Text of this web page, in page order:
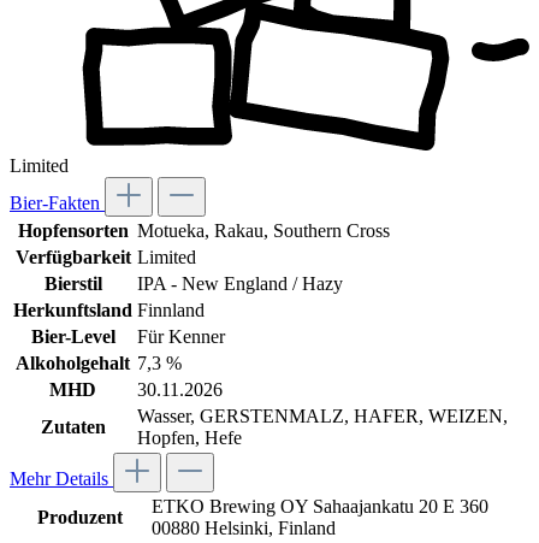
Limited
Bier-Fakten
Hopfensorten Motueka, Rakau, Southern Cross
Verfügbarkeit Limited
Bierstil
IPA - New England / Hazy
Herkunftsland Finnland
Bier-Level
Für Kenner
Alkoholgehalt 7,3 %
MHD
30.11.2026
Zutaten
Wasser, GERSTENMALZ, HAFER, WEIZEN,
Hopfen, Hefe
Mehr Details
Produzent
ETKO Brewing OY Sahaajankatu 20 E 360
00880 Helsinki, Finland